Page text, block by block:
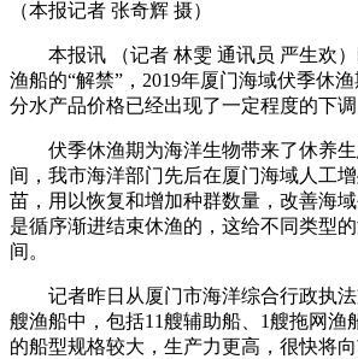
（本报记者 张奇辉 摄）
本报讯 （记者 林雯 通讯员 严生欢）
渔船的“解禁”，2019年厦门海域伏季休
分水产品价格已经出现了一定程度的下调
伏季休渔期为海洋生物带来了休养生
间，我市海洋部门先后在厦门海域人工
苗，用以恢复和增加种群数量，改善海
是循序渐进结束休渔的，这给不同类型
间。
记者昨日从厦门市海洋综合行政执法
艘渔船中，包括11艘辅助船、1艘拖网渔
的船型规格较大，生产力更高，很快将